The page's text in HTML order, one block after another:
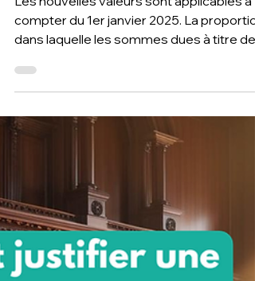
Publication du barème des saisies
et cessions des rémunérations
Les nouvelles valeurs sont applicables à
dans laquelle les sommes dues à titre de
rémunération